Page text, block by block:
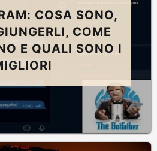
COSA SONO,
COME
E QUALI SONO I